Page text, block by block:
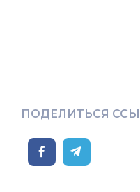
ПОДЕЛИТЬСЯ